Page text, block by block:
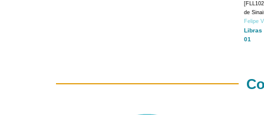
de
Felipe
Libras
01